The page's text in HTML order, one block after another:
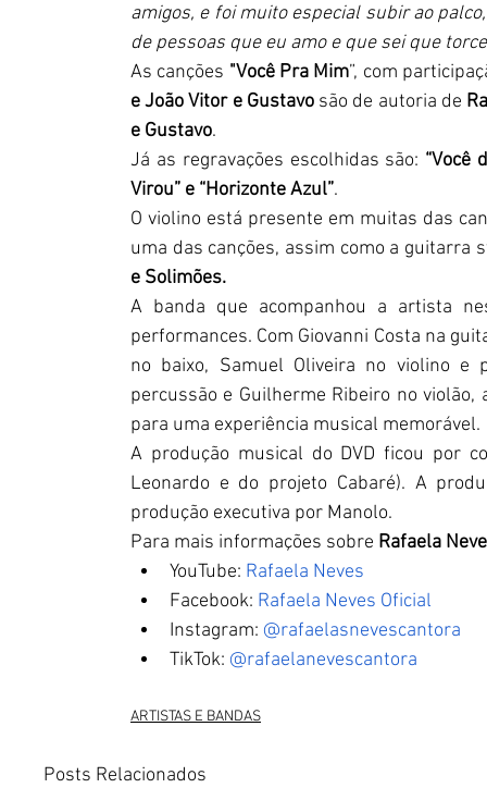
amigos, e foi muito especial subir ao
de pessoas que eu amo e que sei que
As canções "Você Pra Mim”, com
e João Vitor e Gustavo são de autoria de
e Gustavo.
Já as regravações escolhidas são: “Você
Virou” e “Horizonte Azul”.
O violino está presente em muitas das
uma das canções, assim como a
e Solimões.
A banda que acompanhou a artista
performances. Com Giovanni Costa na
no baixo, Samuel Oliveira no violino e
percussão e Guilherme Ribeiro no
para uma experiência musical memorável.
A produção musical do DVD ficou por
Leonardo e do projeto Cabaré). A
produção executiva por Manolo.
Para mais informações sobre Rafaela
YouTube: Rafaela Neves
Facebook: Rafaela Neves Oficial
Instagram: @rafaelasnevescantora
TikTok: @rafaelanevescantora
ARTISTAS E BANDAS
Posts Relacionados